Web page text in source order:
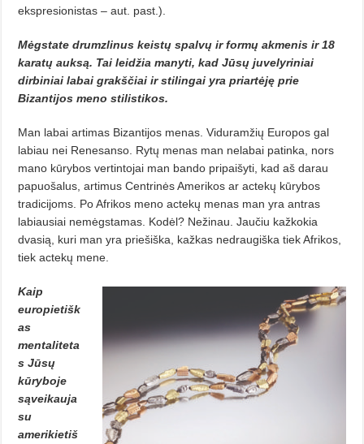
ekspresionistas – aut. past.).
Mėgstate drumzlinus keistų spalvų ir formų akmenis ir 18
karatų auksą. Tai leidžia manyti, kad Jūsų juvelyriniai
dirbiniai labai grakščiai ir stilingai yra priartėję prie
Bizantijos meno stilistikos.
Man labai artimas Bizantijos menas. Viduramžių Europos gal
labiau nei Renesanso. Rytų menas man nelabai patinka, nors
mano kūrybos vertintojai man bando pripaišyti, kad aš darau
papuošalus, artimus Centrinės Amerikos ar actekų kūrybos
tradicijoms. Po Afrikos meno actekų menas man yra antras
labiausiai nemėgstamas. Kodėl? Nežinau. Jaučiu kažkokia
dvasią, kuri man yra priešiška, kažkas nedraugiška tiek Afrikos,
tiek actekų mene.
Kaip
europietišk
as
mentaliteta
s Jūsų
kūryboje
sąveikauja
su
amerikietiš